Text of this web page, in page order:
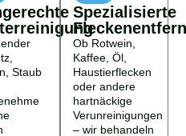
Staub
Spezialisierte
Ob Rotwein,
Kaffee, Öl,
Haustierflecken
oder andere
hartnäckige
Verunreinigungen
– wir behandeln